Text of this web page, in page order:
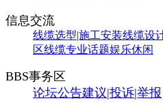
信息交流
线缆选型|施工安装线缆设
区线缆专业话题娱乐休闲
BBS事务区
论坛公告建议|投诉|举报